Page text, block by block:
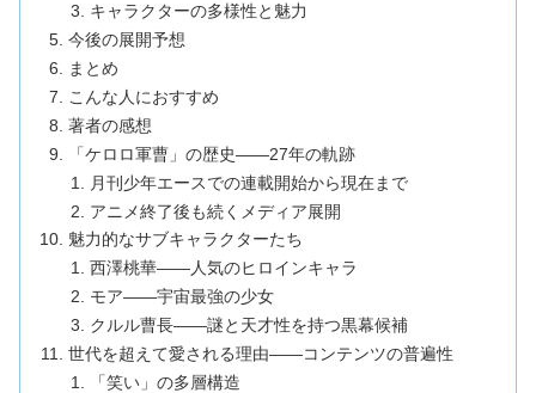
キャラクターの多様性と魅力
今後の展開予想
まとめ
こんな人におすすめ
著者の感想
「ケロロ軍曹」の歴史——27年の軌跡
月刊少年エースでの連載開始から現在まで
アニメ終了後も続くメディア展開
魅力的なサブキャラクターたち
西澤桃華——人気のヒロインキャラ
モア——宇宙最強の少女
クルル曹長——謎と天才性を持つ黒幕候補
世代を超えて愛される理由——コンテンツの普遍性
「笑い」の多層構造